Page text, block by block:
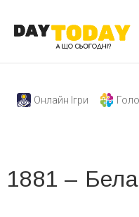
Онлайн Ігри
1881 –